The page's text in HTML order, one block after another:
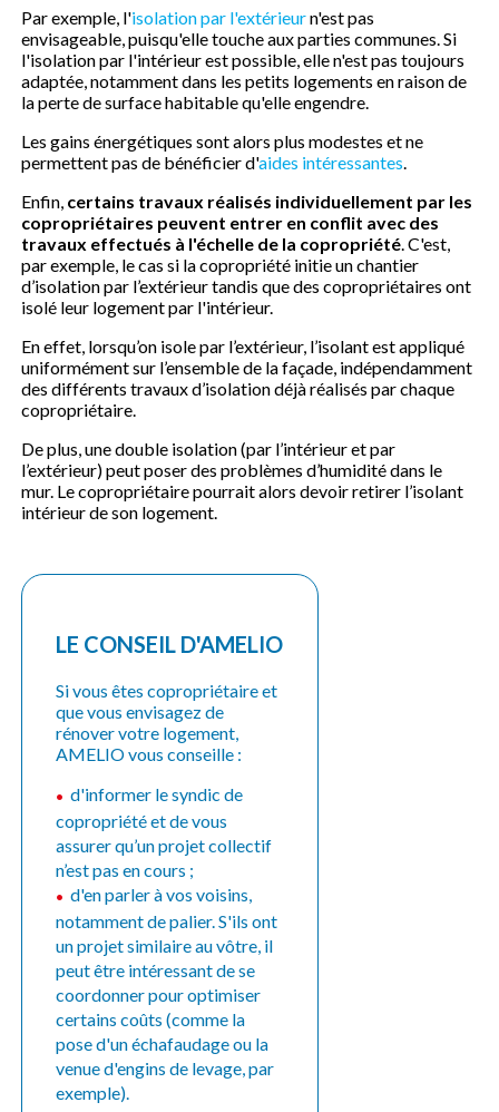
Par exemple, l'isolation par l'extérieurn'est pas
envisageable, puisqu'elle touche aux parties communes. Si
l'isolation par l'intérieur est possible, elle n'est pas toujours
adaptée, notamment dans les petits logements en raison de
la perte de surface habitable qu'elle engendre.
Les gains énergétiques sont alors plus modestes et ne
permettent pas de bénéficier d'aides intéressantes
Enfin, certains travaux réalisés individuellement par les
copropriétaires peuvent entrer en conflit avec des
travaux effectués à l'échelle de la copropriété . C'est,
par exemple, le cas si la copropriété initie un chantier
d’isolation par l’extérieur tandis que des copropriétaires ont
isolé leur logement par l'intérieur.
En effet, lorsqu’on isole par l’extérieur, l’isolant est appliqué
uniformément sur l’ensemble de la façade, indépendamment
des différents travaux d’isolation déjà réalisés par chaque
copropriétaire.
De plus, une double isolation (par l’intérieur et par
l’extérieur) peut poser des problèmes d’humidité dans le
mur. Le copropriétaire pourrait alors devoir retirer l’isolant
intérieur de son logement.
LE CONSEIL D'AMELIO
Si vous êtes copropriétaire et
que vous envisagez de
rénover votre logement,
AMELIO vous conseille :
d'informer le syndic de
copropriété et de vous
assurer qu’un projet collectif
n’est pas en cours ;
d'en parler à vos voisins,
notamment de palier. S'ils ont
un projet similaire au vôtre, il
peut être intéressant de se
coordonner pour optimiser
certains coûts (comme la
pose d'un échafaudage ou la
venue d'engins de levage, par
exemple).